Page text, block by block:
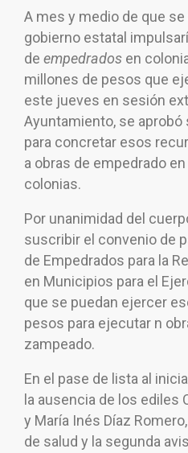
A mes y medio de que se
gobierno estatal
de empedrados en
millones de pesos que
este jueves en sesión
Ayuntamiento, se
para concretar esos
a obras de empedrado
colonias.
Por unanimidad del
suscribir el convenio de
de Empedrados para la
en Municipios para el
que se puedan ejercer
pesos para ejecutar n
zampeado.
En el pase de lista al
la ausencia de los ediles
y María Inés Díaz
de salud y la segunda